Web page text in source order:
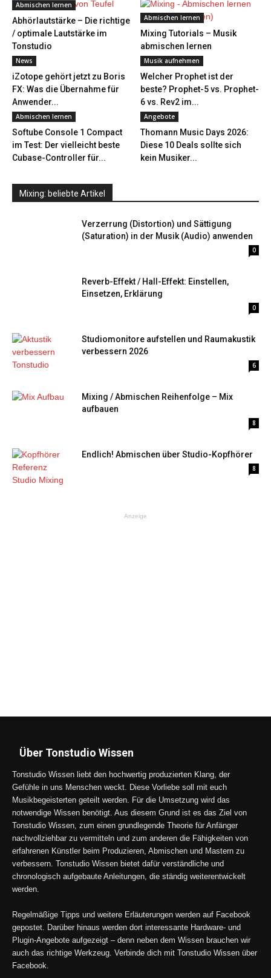
Abmischen lernen
Abhörlautstärke – Die richtige
/ optimale Lautstärke im
Tonstudio
Abmischen lernen
Mixing Tutorials – Musik
abmischen lernen
News
iZotope gehört jetzt zu Boris
FX: Was die Übernahme für
Anwender...
Musik aufnehmen
Welcher Prophet ist der
beste? Prophet-5 vs. Prophet-
6 vs. Rev2 im...
Abmischen lernen
Softube Console 1 Compact
im Test: Der vielleicht beste
Cubase-Controller für...
Angebote
Thomann Music Days 2026:
Diese 10 Deals sollte sich
kein Musiker...
Mixing: beliebte Artikel
Verzerrung (Distortion) und Sättigung
(Saturation) in der Musik (Audio) anwenden
0
Reverb-Effekt / Hall-Effekt: Einstellen,
Einsetzen, Erklärung
0
Studiomonitore aufstellen und Raumakustik
verbessern 2026
6
Mixing / Abmischen Reihenfolge – Mix
aufbauen
8
Endlich! Abmischen über Studio-Kopfhörer
8
Anzeige
Über Tonstudio Wissen
Tonstudio Wissen liebt den hochwertig produzierten Klang, der
Gefühle in uns Menschen weckt. Diese Vorliebe soll mit euch
Musikbegeisterten geteilt werden. Für die Umsetzung wird das
notwendige Wissen benötigt. Aus diesem Grund ist es das Ziel von
Tonstudio Wissen, zum einen grundlegende Theorie für Anfänger
nachvollziehbar zu vermitteln und zum anderen die Fähigkeiten von
erfahrenen Künstler beim Produzieren, Abmischen und Mastern zu
verbessern. Tonstudio Wissen bietet dafür verständliche und
chronologisch aufgebaute Anleitungen, die ständig weiterentwickelt
werden.
Regelmäßige Tipps und weitere Erläuterungen werden auf Facebook
gepostet. Darüber hinaus werden dort interessante Hardware- und
Plugin-Angebote aufgezeigt – denn neben dem Wissen brauchen wir
auch das richtige Werkzeug. Verbinde dich mit Tonstudio Wissen über
Facebook.